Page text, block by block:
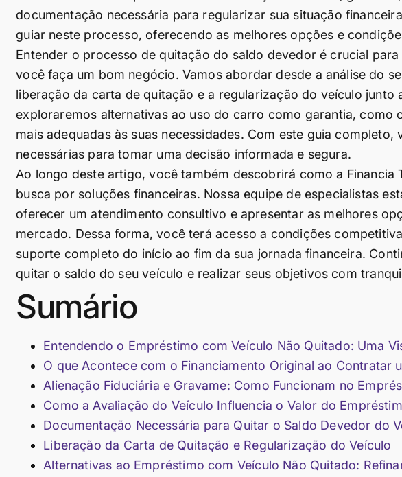
documentação necessária para regularizar sua situação
guiar neste processo, oferecendo as melhores opções e
Entender o processo de quitação do saldo devedor é crucial
você faça um bom negócio. Vamos abordar desde a análise do
liberação da carta de quitação e a regularização do veículo junto
exploraremos alternativas ao uso do carro como garantia, como
mais adequadas às suas necessidades. Com este guia
necessárias para tomar uma decisão informada e segura.
Ao longo deste artigo, você também descobrirá como a Financia
busca por soluções financeiras. Nossa equipe de especialistas
oferecer um atendimento consultivo e apresentar as melhores
mercado. Dessa forma, você terá acesso a condições
suporte completo do início ao fim da sua jornada financeira.
quitar o saldo do seu veículo e realizar seus objetivos com
Sumário
Entendendo o Empréstimo com Veículo Não Quitado: Uma
O que Acontece com o Financiamento Original ao Contratar
Alienação Fiduciária e Gravame: Como Funcionam no
Como a Avaliação do Veículo Influencia o Valor do
Documentação Necessária para Quitar o Saldo Devedor do
Liberação da Carta de Quitação e Regularização do Veículo
Alternativas ao Empréstimo com Veículo Não Quitado: